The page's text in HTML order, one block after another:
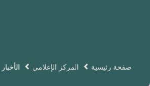
صفحة رئيسية المركز الإعلامي الأخبار